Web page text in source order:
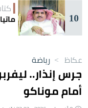
10
عكاظ > رياضة
جرس إنذار..
أمام موناكو